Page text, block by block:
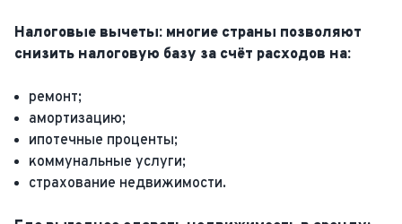
Налоговые вычеты: многие страны позволяют
снизить налоговую базу за счёт расходов на:
ремонт;
амортизацию;
ипотечные проценты;
коммунальные услуги;
страхование недвижимости.